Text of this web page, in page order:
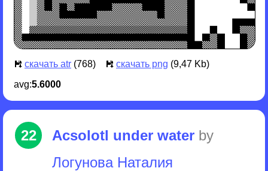
скачать atr (768) скачать png (9,47 Kb)
avg:5.6000
22 Acsolotl under water by
Логунова Наталия